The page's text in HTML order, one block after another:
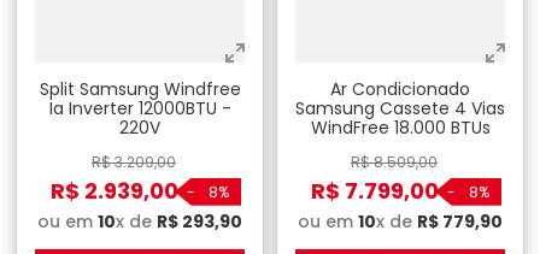
Split Samsung Windfree
Ia Inverter 12000BTU -
220V
R$3.209,00
R$ 2.939,00 - 8%
ou em 10x de R$ 293,90
Ar Condicionado
Samsung Cassete 4 Vias
WindFree 18.000 BTUs
R$8.509,00
R$ 7.799,00 - 8%
ou em 10x de R$ 779,90